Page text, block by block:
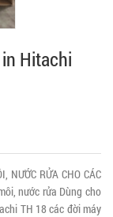
Hitachi
NƯỚC RỬA CHO CÁC
nước rửa Dùng cho
TH 18 các đời máy